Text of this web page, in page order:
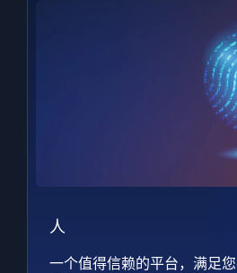
人
一个值得信赖的平台，满足您